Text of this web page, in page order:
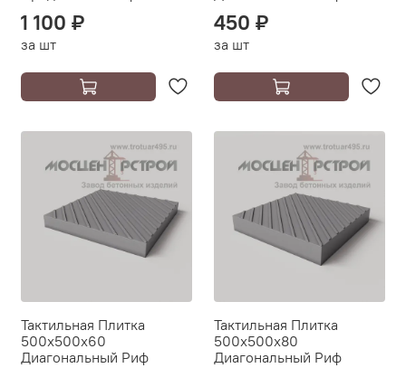
1 100 ₽
за шт
450 ₽
за шт
Тактильная Плитка
500х500х60
Диагональный Риф
Тактильная Плитка
500х500х80
Диагональный Риф